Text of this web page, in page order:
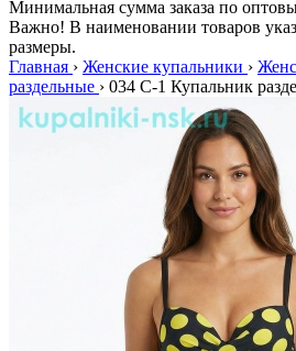
Минимальная сумма заказа по
Важно! В наименовании товаров
размеры.
Главная › Женские купальники ›
раздельные › 034 C-1 Купальник